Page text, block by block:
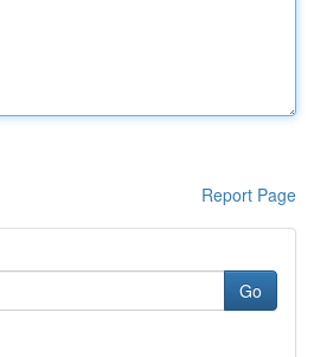
Report Page
Go